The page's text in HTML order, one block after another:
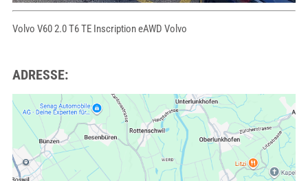
Volvo V60 2.0 T6 TE Inscription eAWD Volvo
ADRESSE: